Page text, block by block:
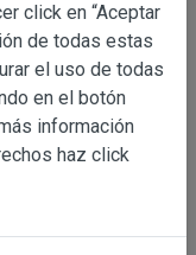
regulan la
es titular ALBERT
los productos
click en “Aceptar
de todas estas
el uso de todas
en el botón
información
haz click